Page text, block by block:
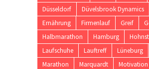
Düsseldorf
Düvelsbrook Dynamics
Ernährung
Firmenlauf Greif
Halbmarathon
Hamburg
Laufschuhe
Lauftreff Lüneburg
Marathon
Marquardt Motivation